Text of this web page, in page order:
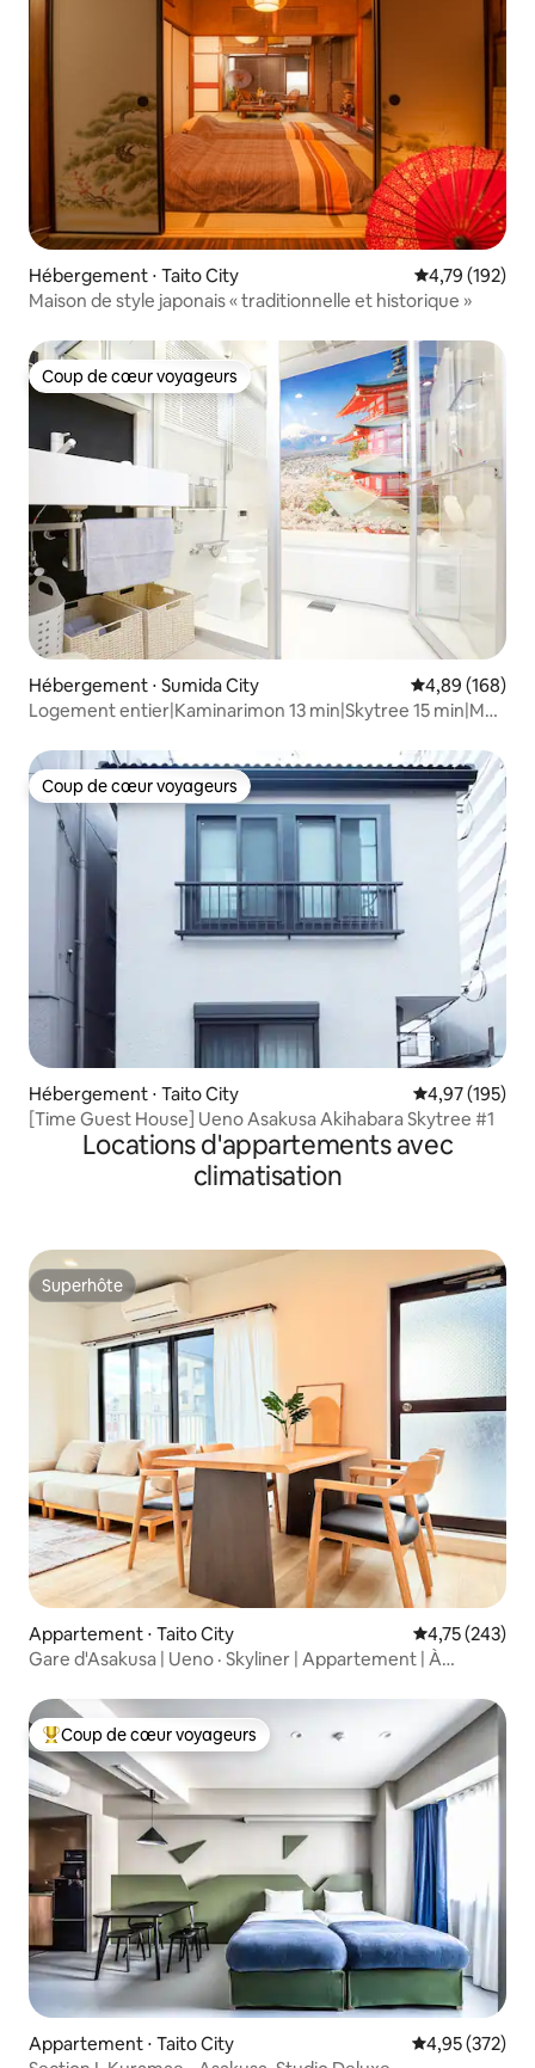
Hébergement ⋅ Taito City Évaluation
4,79 (192)
Maison de style japonais « traditionnelle et historique »
Coup de cœur voyageurs
Coup de cœur voyageurs
Hébergement ⋅ Sumida City Évaluation
4,89 (168)
Logement entier|Kaminarimon 13 min|Skytree 15 min|Ma
Coup de cœur voyageurs
Coup de cœur voyageurs
Hébergement ⋅ Taito City Évaluation
4,97 (195)
[Time Guest House] Ueno Asakusa Akihabara Skytree #1
Locations d'appartements avec
climatisation
Superhôte
Superhôte
Appartement ⋅ Taito City Évaluation
4,75 (243)
Gare d'Asakusa | Ueno · Skyliner | Appartement | À
22
Coups de cœur voyageurs les plus appréciés
Coup de cœur voyageurs
Appartement ⋅ Taito City Évaluation
4,95 (372)